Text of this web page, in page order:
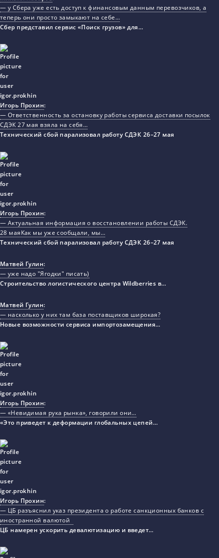
— у Сбера уже есть доступ к финансовым данным перевозчиков, а
теперь они просто замыкают на себе…
Сбер представил сервис «Поиск грузов» для…
Игорь Прохин:
— Ответственность за остановку работы сервиса доставки посылок
СДЭК 27 мая взяла на себя…
Технический сбой парализовал работу СДЭК 26–27 мая
Игорь Прохин:
— Актуальная информация о восстановлении работы СДЭК.
28 маяКак мы уже сообщали, мы…
Технический сбой парализовал работу СДЭК 26–27 мая
Матвей Гулин:
— уже надо "Ягодки" писать)
Строительство логистического центра Wildberries в…
Матвей Гулин:
— насколько у них там база поставщиков широкая?
Новые возможности сервиса импортозамещения…
Игорь Прохин:
— «Невидимая рука рынка», говорили они…
«Это приведет к деформации глобальных цепей…
Игорь Прохин:
— ЦБ разъяснил указ президента о работе санкционных банков с
иностранной валютой
ЦБ намерен ускорить девалютизацию и введет…